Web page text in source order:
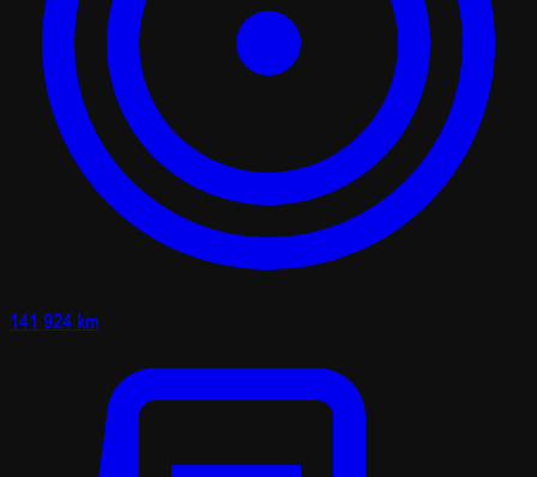
141 924 km